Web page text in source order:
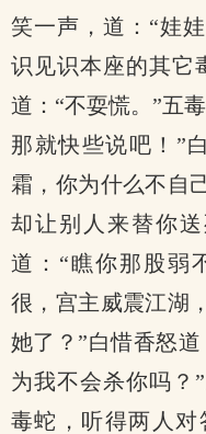
笑一声，道：“娃
识见识本座的其它
道：“不耍慌。”五
那就快些说吧！”
霜，你为什么不自
却让别人来替你
道：“瞧你那股弱
很，宫主威震江湖
她了？”白惜香怒
为我不会杀你吗？
毒蛇，听得两人